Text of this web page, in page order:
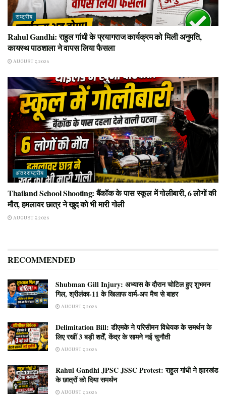
राष्ट्रीय
Rahul Gandhi: राहुल गांधी के प्रयागराज कार्यक्रम को मिली अनुमति,
कायस्थ पाठशाला ने वापस लिया फैसला
AUGUST 7, 2026
अंतरराष्ट्रीय
Thailand School Shooting: बैंकॉक के पास स्कूल में गोलीबारी, 6 लोगों की
मौत, हमलावर छात्र ने खुद को भी मारी गोली
AUGUST 7, 2026
RECOMMENDED
Shubman Gill Injury: अभ्यास के दौरान चोटिल हुए शुभमन
गिल, श्रीलंका-11 के खिलाफ वार्म-अप मैच से बाहर
AUGUST 7, 2026
Delimitation Bill: डीएमके ने परिसीमन विधेयक के समर्थन के
लिए रखीं 3 बड़ी शर्तें, केंद्र के सामने नई चुनौती
AUGUST 7, 2026
Rahul Gandhi JPSC JSSC Protest: राहुल गांधी ने झारखंड
के छात्रों को दिया समर्थन
AUGUST 7, 2026